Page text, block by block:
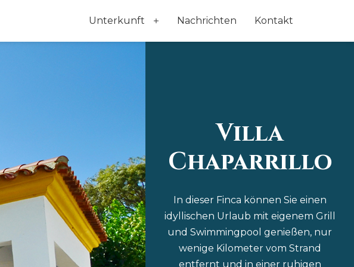
Unterkunft
Menü
öffnen
Nachrichten Kontakt
Villa
Chaparrillo
In dieser Finca können Sie einen
idyllischen Urlaub mit eigenem Grill
und Swimmingpool genießen, nur
wenige Kilometer vom Strand
entfernt und in einer ruhigen